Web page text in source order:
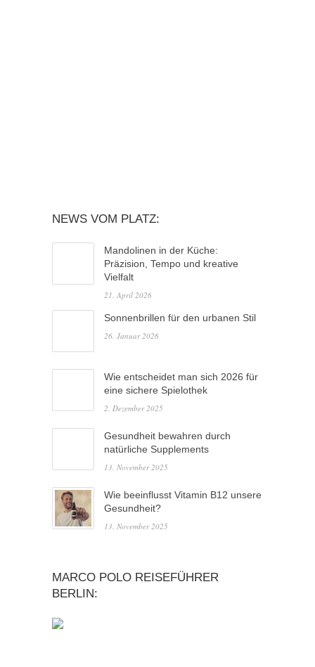
NEWS VOM PLATZ:
Mandolinen in der Küche:
Präzision, Tempo und kreative
Vielfalt
21. April 2026
Sonnenbrillen für den urbanen Stil
26. Januar 2026
Wie entscheidet man sich 2026 für
eine sichere Spielothek
2. Dezember 2025
Gesundheit bewahren durch
natürliche Supplements
13. November 2025
Wie beeinflusst Vitamin B12 unsere
Gesundheit?
13. November 2025
MARCO POLO REISEFÜHRER
BERLIN: